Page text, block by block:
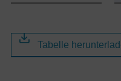
Tabelle